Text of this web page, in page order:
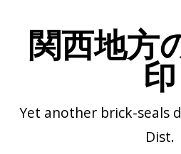
関西地方
印
Yet another brick-seals
Dist.